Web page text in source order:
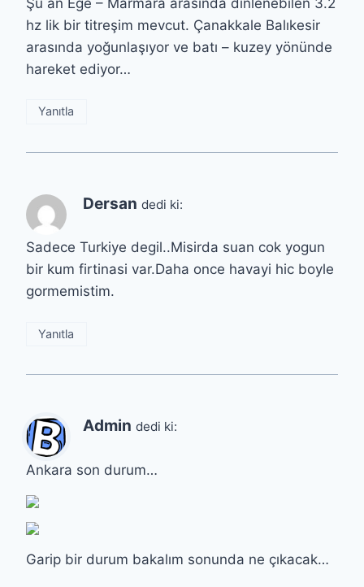
hz lik bir titreşim mevcut. Çanakkale Balıkesir
arasında yoğunlaşıyor ve batı – kuzey yönünde
hareket ediyor…
Yanıtla
Dersan dedi ki:
Sadece Turkiye degil..Misirda suan cok yogun
bir kum firtinasi var.Daha once havayi hic boyle
gormemistim.
Yanıtla
Admin dedi ki:
Ankara son durum…
Garip bir durum bakalım sonunda ne çıkacak…